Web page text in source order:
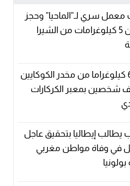
معمل سري لـ”الماحيا” وحجز
أزيد من 5 كيلوغرامات من الشيرا
حجز 61 كيلوغراما من مخدر الكوكايين
شخصين بمعبر الكركارات
يطالب إيطاليا بتحقيق عاجل
في وفاة مواطن مغربي